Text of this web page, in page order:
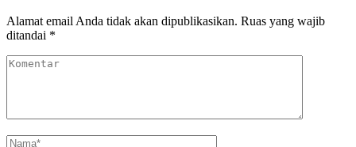
Alamat email Anda tidak akan dipublikasikan. Ruas yang wajib
ditandai *